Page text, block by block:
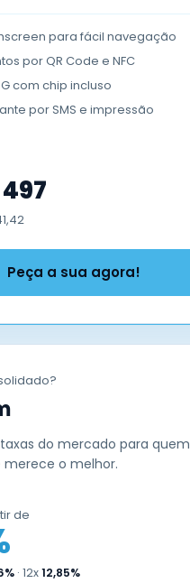
para fácil navegação
por QR Code e NFC
com chip incluso
por SMS e impressão
Peça a sua agora!
do mercado para quem
o melhor.
de
· 12x12,85%